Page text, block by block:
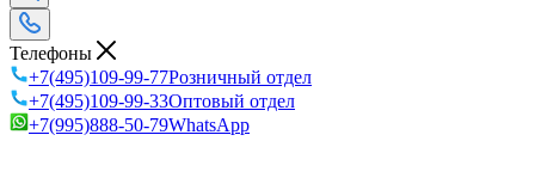
Телефоны
+7(495)109-99-77Розничный отдел
+7(495)109-99-33Оптовый отдел
+7(995)888-50-79WhatsApp